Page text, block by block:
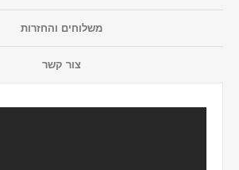
משלוחים והחזרות
צור קשר